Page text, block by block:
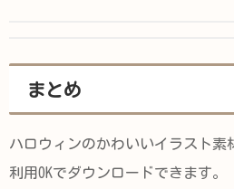
まとめ
ハロウィンのかわいいイラスト素
利用OKでダウンロードできます。